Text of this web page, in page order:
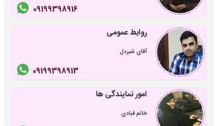
09199398916
روابط عمومی
آقای شیردل
09199398913
امور نمایندگی ها
خانم قبادی